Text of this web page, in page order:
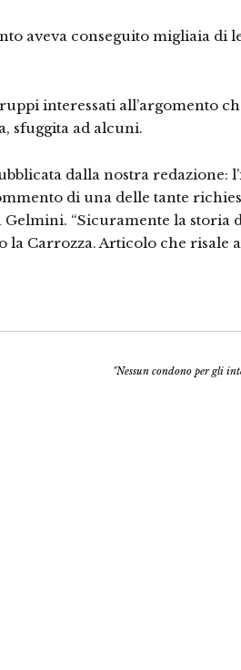
aveva conseguito migliaia di
interessati all’argomento
sfuggita ad alcuni.
dalla nostra redazione:
di una delle tante
“Sicuramente la storia
la Carrozza. Articolo che risale
"Nessun condono per gli